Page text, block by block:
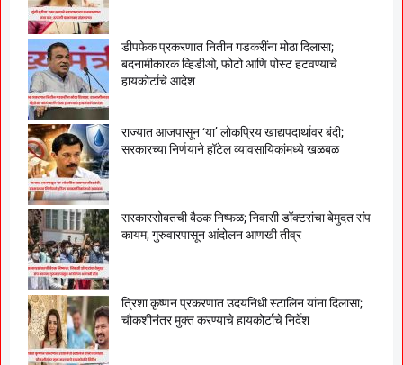
डीपफेक प्रकरणात नितीन गडकरींना मोठा दिलासा;
बदनामीकारक व्हिडीओ, फोटो आणि पोस्ट हटवण्याचे
हायकोर्टाचे आदेश
राज्यात आजपासून ‘या’ लोकप्रिय खाद्यपदार्थावर बंदी;
सरकारच्या निर्णयाने हॉटेल व्यावसायिकांमध्ये खळबळ
सरकारसोबतची बैठक निष्फळ; निवासी डॉक्टरांचा बेमुदत संप
कायम, गुरुवारपासून आंदोलन आणखी तीव्र
त्रिशा कृष्णन प्रकरणात उदयनिधी स्टालिन यांना दिलासा;
चौकशीनंतर मुक्त करण्याचे हायकोर्टाचे निर्देश